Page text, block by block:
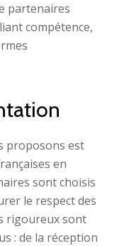
partenaires
compétence,
proposons est
en
sont choisis
le respect des
rigoureux sont
: de la réception